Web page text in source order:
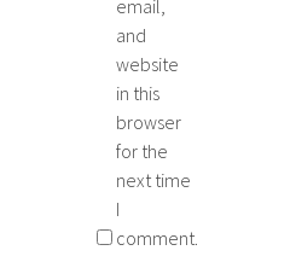
email,
and
website
in this
browser
for the
next time
I
comment.